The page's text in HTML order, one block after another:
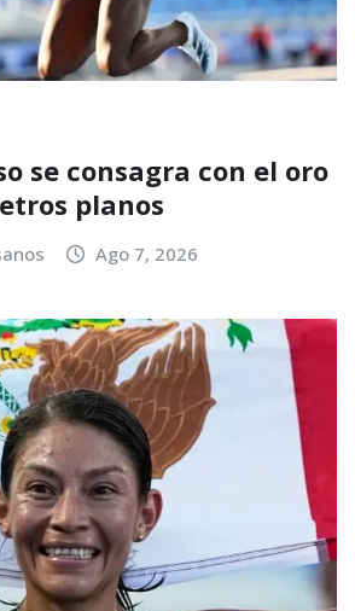
se consagra con el oro
planos
Ago 7, 2026